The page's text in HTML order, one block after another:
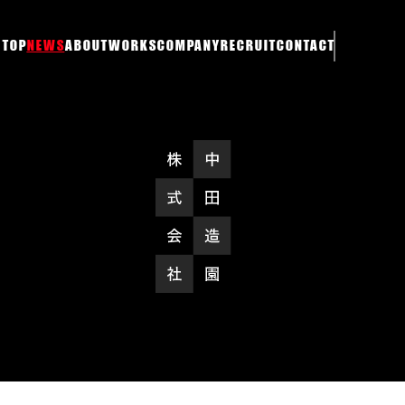
TOP NEWSABOUTWORKSCOMPANY RECRUITCONTACT